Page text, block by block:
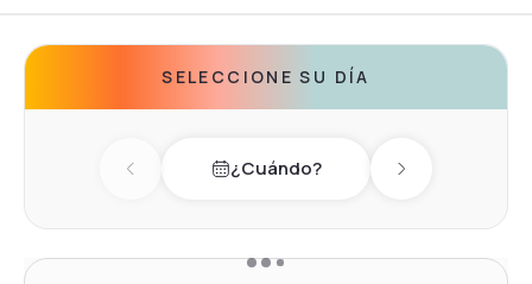
SELECCIONE SU DÍA
Previous day¿Cuándo? Next day